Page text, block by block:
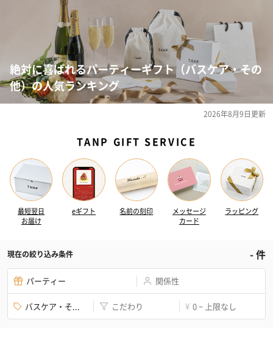
絶対に喜ばれるパーティーギフト（バスケア・その
他）の人気ランキング
2026年8月9日更新
TANP GIFT SERVICE
最短翌日
お届け
eギフト 名前の刻印
メッセージ
カード
ラッピング
現在の絞り込み条件 -件
パーティー 関係性
バスケア・そ... こだわり ¥ 0 ~ 上限なし